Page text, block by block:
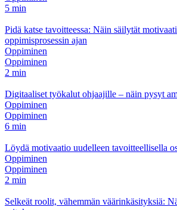
5 min
Pidä katse tavoitteessa: Näin säilytät
oppimisprosessin ajan
Oppiminen
Oppiminen
2 min
Digitaaliset työkalut ohjaajille – näin pysyt
Oppiminen
Oppiminen
6 min
Löydä motivaatio uudelleen tavoitteellisella
Oppiminen
Oppiminen
2 min
Selkeät roolit, vähemmän väärinkäsityksiä: